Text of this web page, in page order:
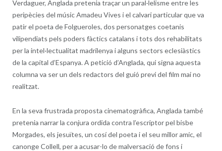
Verdaguer, Anglada pretenia traçar un paral·lelisme entre les
peripècies del músic Amadeu Vives i el calvari particular que va
patir el poeta de Folgueroles, dos personatges coetanis
vilipendiats pels poders fàctics catalans i tots dos rehabilitats
per la intel·lectualitat madrilenya i alguns sectors eclesiàstics
de la capital d’Espanya. A petició d’Anglada, qui signa aquesta
columna va ser un dels redactors del guió previ del film mai no
realitzat.
En la seva frustrada proposta cinematogràfica, Anglada també
pretenia narrar la conjura ordida contra l’escriptor pel bisbe
Morgades, els jesuïtes, un cosí del poeta i el seu millor amic, el
canonge Collell, per a acusar-lo de malversació de fons i